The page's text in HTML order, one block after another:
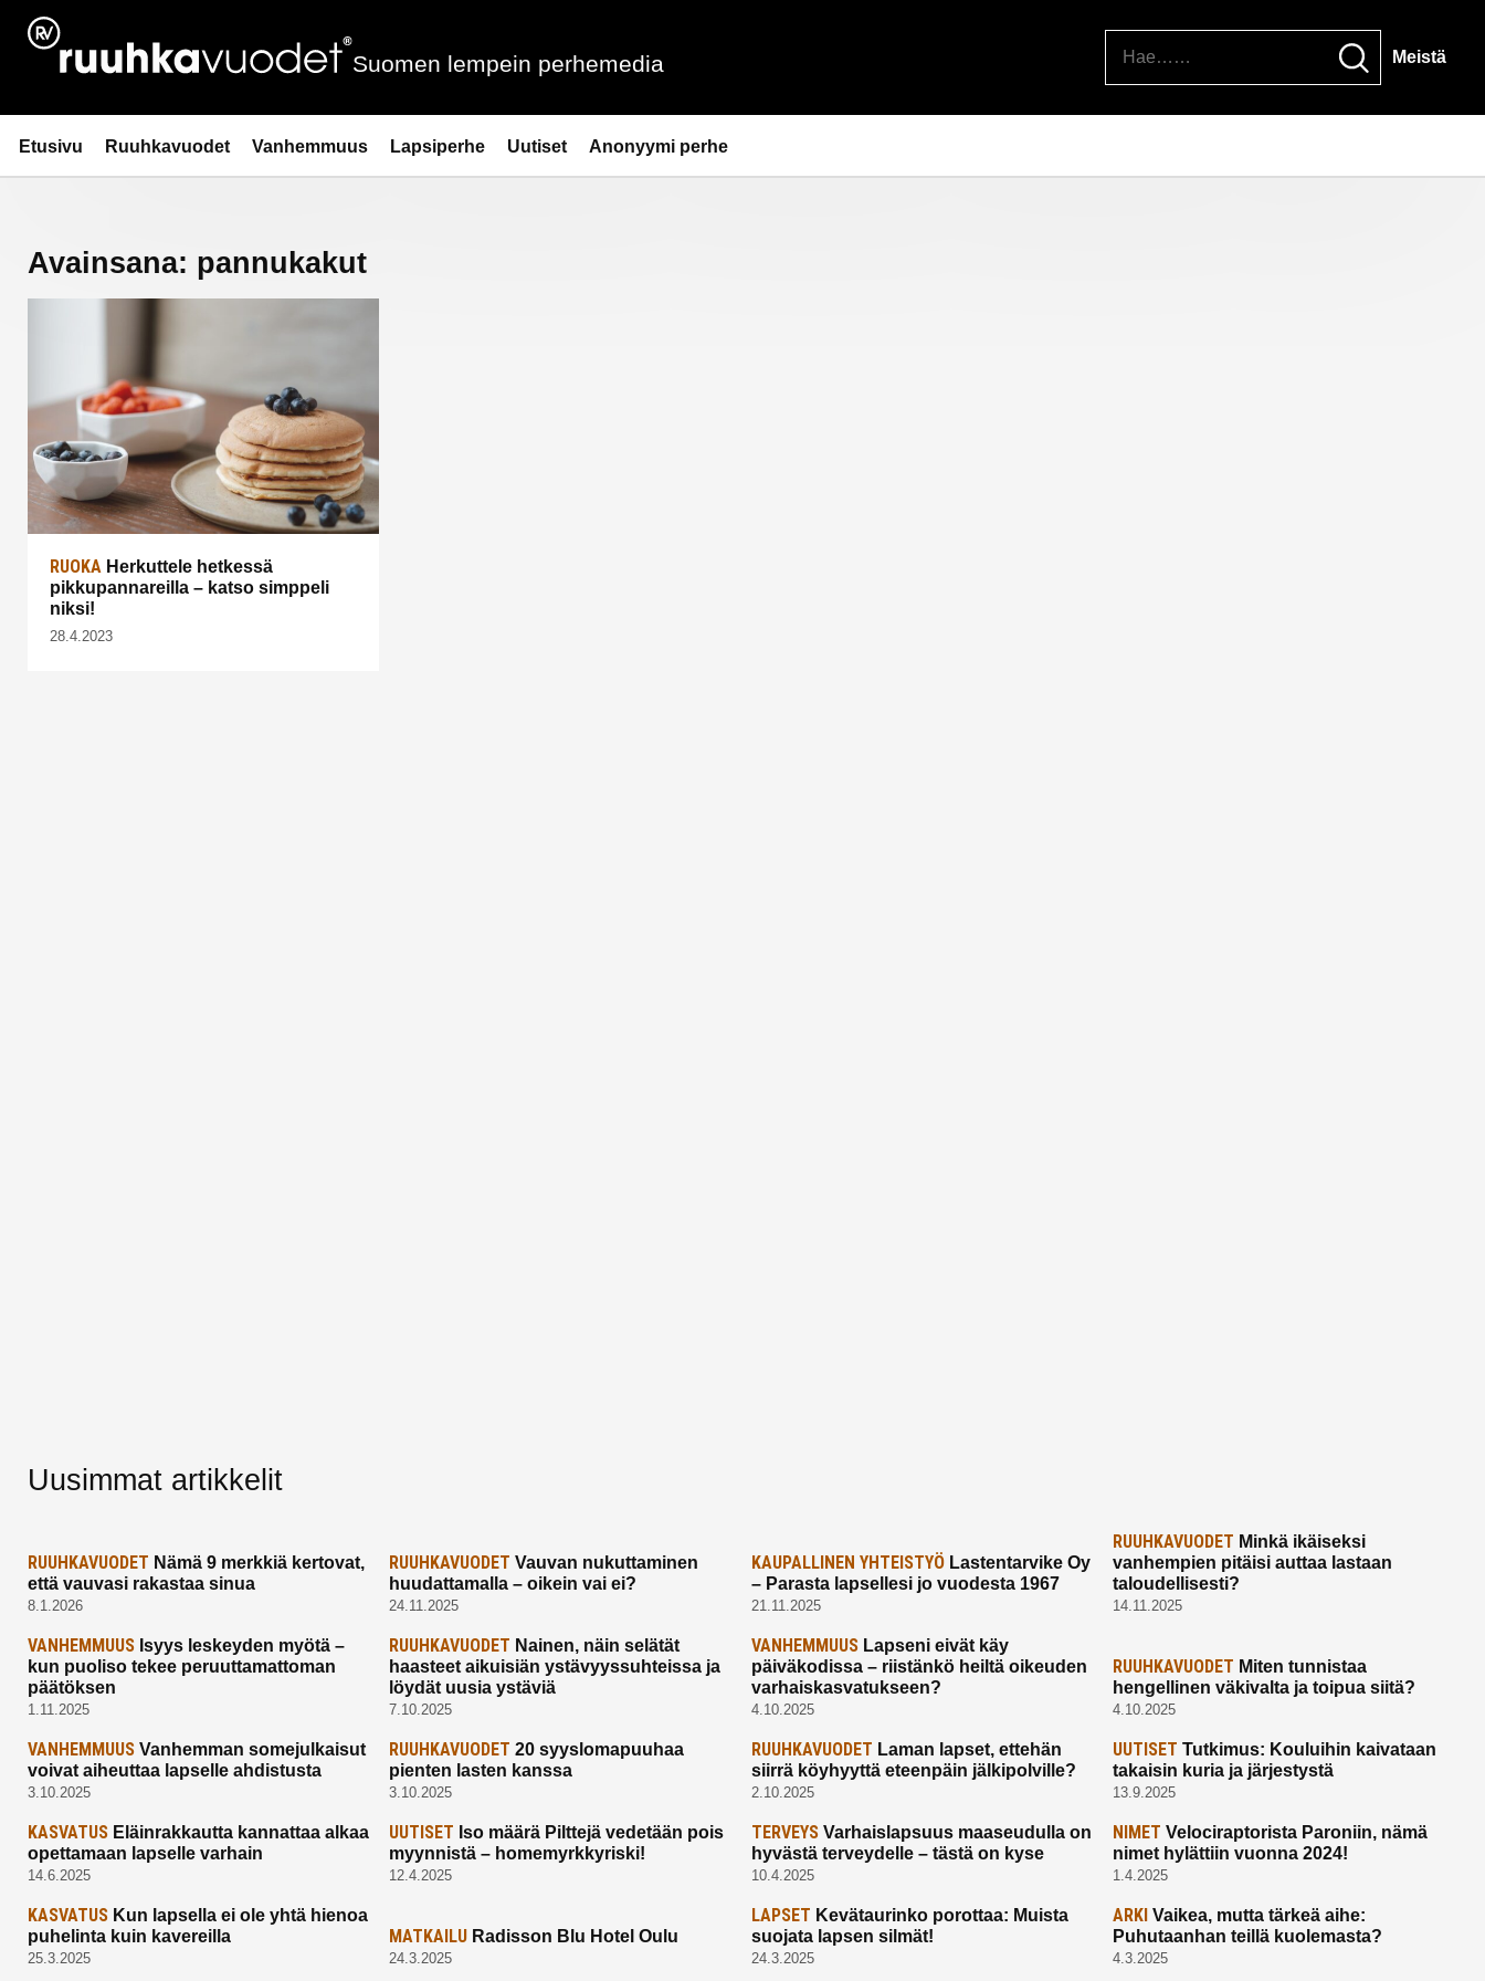
Siirry
sisältöön
Ruuhkavuodet.fi
Suomen lempein perhemedia Meistä
Etusivu Ruuhkavuodet Vanhemmuus Lapsiperhe Uutiset Anonyymi perhe
Avainsana: pannukakut
RUOKA Herkuttele hetkessä
pikkupannareilla – katso simppeli
niksi!
28.4.2023
Uusimmat artikkelit
RUUHKAVUODET Nämä 9 merkkiä kertovat,
että vauvasi rakastaa sinua
8.1.2026
RUUHKAVUODET Vauvan nukuttaminen
huudattamalla – oikein vai ei?
24.11.2025
KAUPALLINEN YHTEISTYÖLastentarvike Oy
– Parasta lapsellesi jo vuodesta 1967
21.11.2025
RUUHKAVUODET Minkä ikäiseksi
vanhempien pitäisi auttaa lastaan
taloudellisesti?
14.11.2025
VANHEMMUUS Isyys leskeyden myötä –
kun puoliso tekee peruuttamattoman
päätöksen
1.11.2025
RUUHKAVUODET Nainen, näin selätät
haasteet aikuisiän ystävyyssuhteissa ja
löydät uusia ystäviä
7.10.2025
VANHEMMUUSLapseni eivät käy
päiväkodissa – riistänkö heiltä oikeuden
varhaiskasvatukseen?
4.10.2025
RUUHKAVUODET Miten tunnistaa
hengellinen väkivalta ja toipua siitä?
4.10.2025
VANHEMMUUS Vanhemman somejulkaisut
voivat aiheuttaa lapselle ahdistusta
3.10.2025
RUUHKAVUODET 20 syyslomapuuhaa
pienten lasten kanssa
3.10.2025
RUUHKAVUODET Laman lapset, ettehän
siirrä köyhyyttä eteenpäin jälkipolville?
2.10.2025
UUTISET Tutkimus: Kouluihin kaivataan
takaisin kuria ja järjestystä
13.9.2025
KASVATUS Eläinrakkautta kannattaa alkaa
opettamaan lapselle varhain
14.6.2025
UUTISET Iso määrä Pilttejä vedetään pois
myynnistä – homemyrkkyriski!
12.4.2025
TERVEYSVarhaislapsuus maaseudulla on
hyvästä terveydelle – tästä on kyse
10.4.2025
NIMET Velociraptorista Paroniin, nämä
nimet hylättiin vuonna 2024!
1.4.2025
KASVATUS Kun lapsella ei ole yhtä hienoa
puhelinta kuin kavereilla
25.3.2025
MATKAILU Radisson Blu Hotel Oulu
24.3.2025
LAPSET Kevätaurinko porottaa: Muista
suojata lapsen silmät!
24.3.2025
ARKI Vaikea, mutta tärkeä aihe:
Puhutaanhan teillä kuolemasta?
4.3.2025